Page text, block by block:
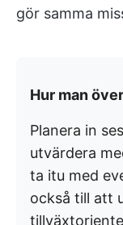
gör samma
Hur man
Planera in
utvärdera
ta itu med
också till att